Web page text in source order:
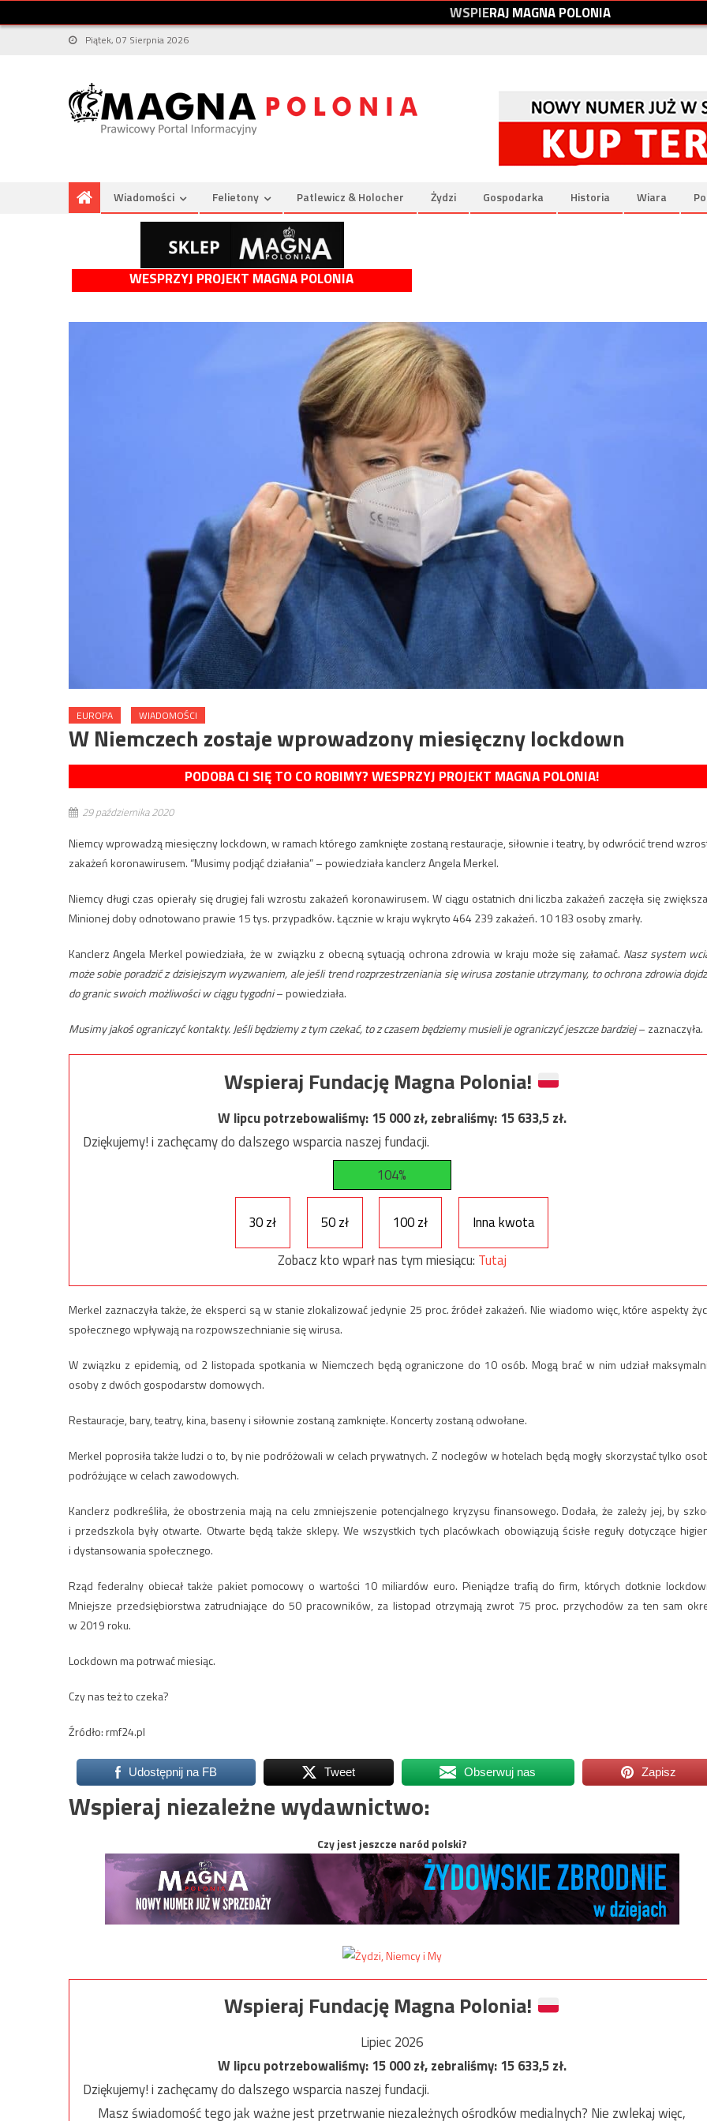
WSPIERAJMAGNAPOLONIA
Piątek, 07 Sierpnia 2026
Wiadomości Felietony Patlewicz & Holocher Żydzi Gospodarka Historia Wiara
WESPRZYJ PROJEKT MAGNA POLONIA
EUROPA WIADOMOŚCI
W Niemczech zostaje wprowadzony miesięczny lockdown
PODOBA CI SIĘ TO CO ROBIMY? WESPRZYJ PROJEKT MAGNA POLONIA!
29 października 2020
Niemcy wprowadzą miesięczny lockdown, w ramach którego zamknięte zostaną restauracje, siłownie i teatry, by odwrócić trend
zakażeń koronawirusem. “Musimy podjąć działania” – powiedziała kanclerz Angela Merkel.
Niemcy długi czas opierały się drugiej fali wzrostu zakażeń koronawirusem. W ciągu ostatnich dni liczba zakażeń zaczęła się
Minionej doby odnotowano prawie 15 tys. przypadków. Łącznie w kraju wykryto 464 239 zakażeń. 10 183 osoby zmarły.
Kanclerz Angela Merkel powiedziała, że w związku z obecną sytuacją ochrona zdrowia w kraju może się załamać. Nasz system
może sobie poradzić z dzisiejszym wyzwaniem, ale jeśli trend rozprzestrzeniania się wirusa zostanie utrzymany, to ochrona zdrowia
do granic swoich możliwości w ciągu tygodni– powiedziała.
Musimy jakoś ograniczyć kontakty. Jeśli będziemy z tym czekać, to z czasem będziemy musieli je ograniczyć jeszcze bardziej– zaznaczyła.
Wspieraj Fundację Magna Polonia!
W lipcu potrzebowaliśmy:15 000zł, zebraliśmy:15 633,5zł.
Dziękujemy! i zachęcamy do dalszego wsparcia naszej fundacji.
104%
30 zł 50 zł 100 zł
Inna kwota
Zobacz kto wparł nas tym miesiącu: Tutaj
Merkel zaznaczyła także, że eksperci są w stanie zlokalizować jedynie 25 proc. źródeł zakażeń. Nie wiadomo więc, które aspekty
społecznego wpływają na rozpowszechnianie się wirusa.
W związku z epidemią, od 2 listopada spotkania w Niemczech będą ograniczone do 10 osób. Mogą brać w nim udział
osoby z dwóch gospodarstw domowych.
Restauracje, bary, teatry, kina, baseny i siłownie zostaną zamknięte. Koncerty zostaną odwołane.
Merkel poprosiła także ludzi o to, by nie podróżowali w celach prywatnych. Z noclegów w hotelach będą mogły skorzystać tylko
podróżujące w celach zawodowych.
Kanclerz podkreśliła, że obostrzenia mają na celu zmniejszenie potencjalnego kryzysu finansowego. Dodała, że zależy jej, by
i przedszkola były otwarte. Otwarte będą także sklepy. We wszystkich tych placówkach obowiązują ścisłe reguły dotyczące
i dystansowania społecznego.
Rząd federalny obiecał także pakiet pomocowy o wartości 10 miliardów euro. Pieniądze trafią do firm, których dotknie
Mniejsze przedsiębiorstwa zatrudniające do 50 pracowników, za listopad otrzymają zwrot 75 proc. przychodów za ten sam
w 2019 roku.
Lockdown ma potrwać miesiąc.
Czy nas też to czeka?
Źródło: rmf24.pl
Udostępnij na FB Tweet Obserwuj nas Zapisz
Wspieraj niezależne wydawnictwo:
Czy jest jeszcze naród polski?
Wspieraj Fundację Magna Polonia!
Lipiec 2026
W lipcu potrzebowaliśmy:15 000zł, zebraliśmy:15 633,5zł.
Dziękujemy! i zachęcamy do dalszego wsparcia naszej fundacji.
Masz świadomość tego jak ważne jest przetrwanie niezależnych ośrodków medialnych? Nie zwlekaj więc,